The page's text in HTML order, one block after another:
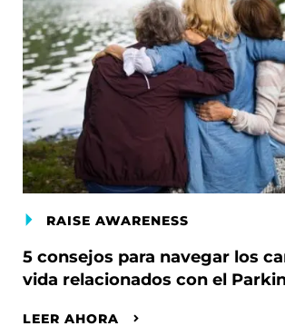
RAISE AWARENESS
5 consejos para navegar los
vida relacionados con el
LEER AHORA